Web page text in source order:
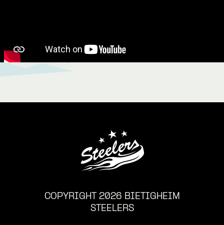
COPYRIGHT 2026 BIETIGHEIM
STEELERS